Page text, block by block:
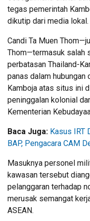
tegas pemerintah
dikutip dari media lokal.
Candi Ta Muen
Thom—termasuk salah
perbatasan Thailand-
panas dalam hubungan
Kamboja atas situs ini
peninggalan kolonial
Kementerian
Baca Juga: Kasus IRT
BAP, Pengacara CAM
Masuknya personel
kawasan tersebut
pelanggaran terhadap
merusak semangat
ASEAN.